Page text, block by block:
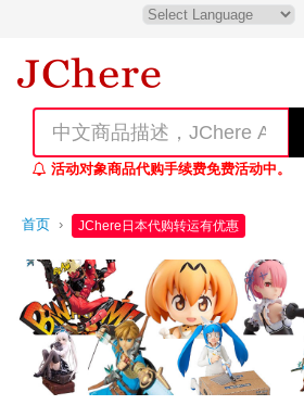
活动对象商品代购手续费免费活动中。
首页 › JChere日本代购转运有优惠